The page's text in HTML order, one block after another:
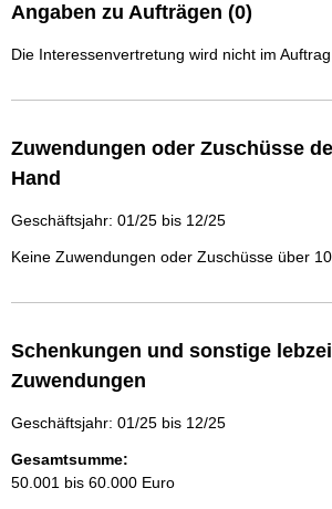
Angaben zu Aufträgen (0)
Die Interessenvertretung wird nicht im
Zuwendungen oder Zuschüsse
Hand
Geschäftsjahr: 01/25 bis 12/25
Keine Zuwendungen oder Zuschüsse über
Schenkungen und sonstige
Zuwendungen
Geschäftsjahr: 01/25 bis 12/25
Gesamtsumme:
50.001 bis 60.000 Euro